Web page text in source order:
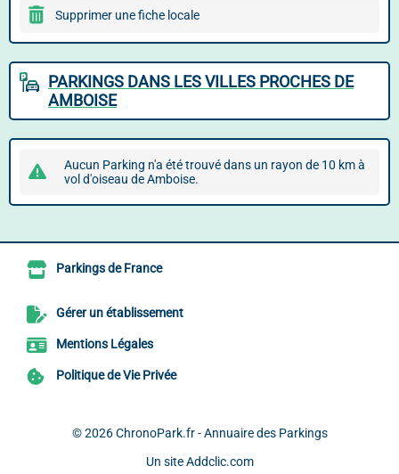
Supprimer une fiche locale
PARKINGS DANS LES VILLES PROCHES DE
AMBOISE
Aucun Parking n'a été trouvé dans un rayon de 10 km à
vol d'oiseau de Amboise.
Parkings de France
Gérer un établissement
Mentions Légales
Politique de Vie Privée
© 2026 ChronoPark.fr - Annuaire des Parkings
Un site Addclic.com